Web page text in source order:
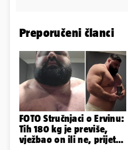
Preporučeni članci
FOTO Stručnjaci o Ervinu:
Tih 180 kg je previše,
vježbao on ili ne, prijete